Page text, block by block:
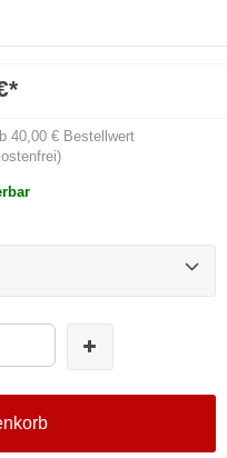
*
40,00 € Bestellwert